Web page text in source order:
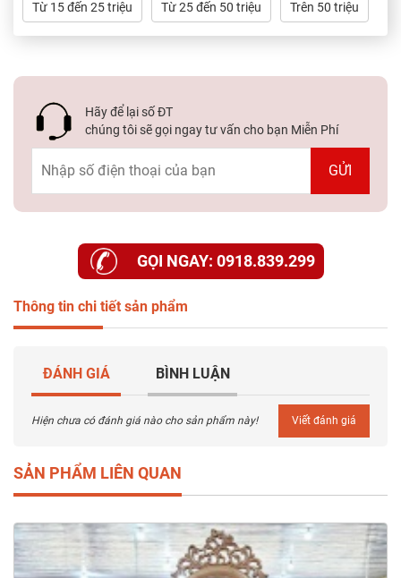
Hệ
Từ 15 đến 25 triệu Từ 25 đến 50 triệu Trên 50 triệu
Hãy để lại số ĐT
chúng tôi sẽ gọi ngay tư vấn cho bạn Miễn Phí
GỌI NGAY: 0918.839.299
Thông tin chi tiết sản phẩm
ĐÁNH GIÁ BÌNH LUẬN
Hiện chưa có đánh giá nào cho sản phẩm này! Viết đánh giá
SẢN PHẨM LIÊN QUAN